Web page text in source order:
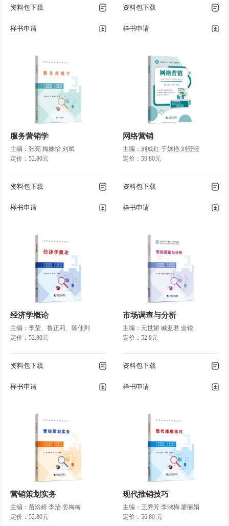
资料包下载
样书申请
资料包下载
样书申请
服务营销学
主编：张亮 梅姝怡 刘斌
定价：52.80元
资料包下载
样书申请
网络营销
主编：刘成红 于姝艳 刘莹莹
定价：59.80元
资料包下载
样书申请
经济学概论
主编：李莹、鲁正莉、陈佳列
定价：52.80元
资料包下载
样书申请
市场调查与分析
主编：元世娇 臧亚君 金锐
定价：52.8元
资料包下载
样书申请
营销策划实务
主编：苗渝婧 李治 姜梅梅
定价：52.80元
现代推销技巧
主编：王秀芳 李淑梅 廖丽娟
定价：56.80 元